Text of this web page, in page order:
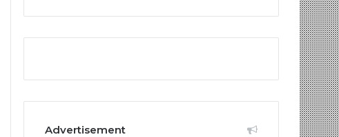
Advertisement